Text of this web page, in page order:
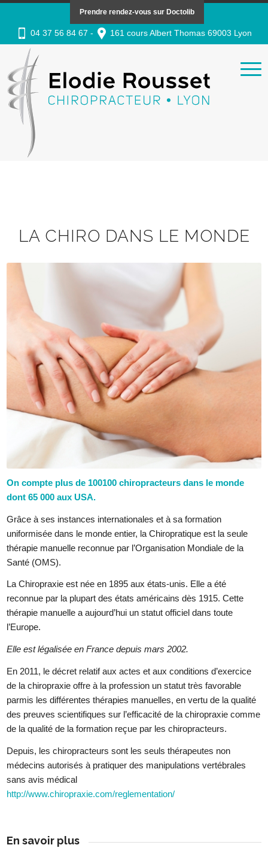
Prendre rendez-vous sur Doctolib
04 37 56 84 67 - 161 cours Albert Thomas 69003 Lyon
LA CHIRO DANS LE MONDE
On compte plus de 100100 chiropracteurs dans le monde
dont 65 000 aux USA.
Grâce à ses instances internationales et à sa formation
uniformisée dans le monde entier, la Chiropratique est la seule
thérapie manuelle reconnue par l’Organisation Mondiale de la
Santé (OMS).
La Chiropraxie est née en 1895 aux états-unis. Elle a été
reconnue par la plupart des états américains dès 1915. Cette
thérapie manuelle a aujourd’hui un statut officiel dans toute
l’Europe.
Elle est légalisée en France depuis mars 2002.
En 2011, le décret relatif aux actes et aux conditions d’exercice
de la chiropraxie offre à la profession un statut très favorable
parmis les différentes thérapies manuelles, en vertu de la qualité
des preuves scientifiques sur l’efficacité de la chiropraxie comme
de la qualité de la formation reçue par les chiropracteurs.
Depuis, les chiropracteurs sont les seuls thérapeutes non
médecins autorisés à pratiquer des manipulations vertébrales
sans avis médical
http://www.chiropraxie.com/reglementation/
En savoir plus